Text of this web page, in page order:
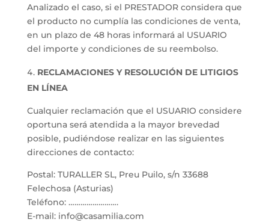
Analizado el caso, si el PRESTADOR considera que
el producto no cumplía las condiciones de venta,
en un plazo de 48 horas informará al USUARIO
del importe y condiciones de su reembolso.
RECLAMACIONES Y RESOLUCIÓN DE LITIGIOS
EN LÍNEA
Cualquier reclamación que el USUARIO considere
oportuna será atendida a la mayor brevedad
posible, pudiéndose realizar en las siguientes
direcciones de contacto:
Postal: TURALLER SL, Preu Puilo, s/n 33688
Felechosa (Asturias)
Teléfono: …………………….
E-mail: info@casamilia.com